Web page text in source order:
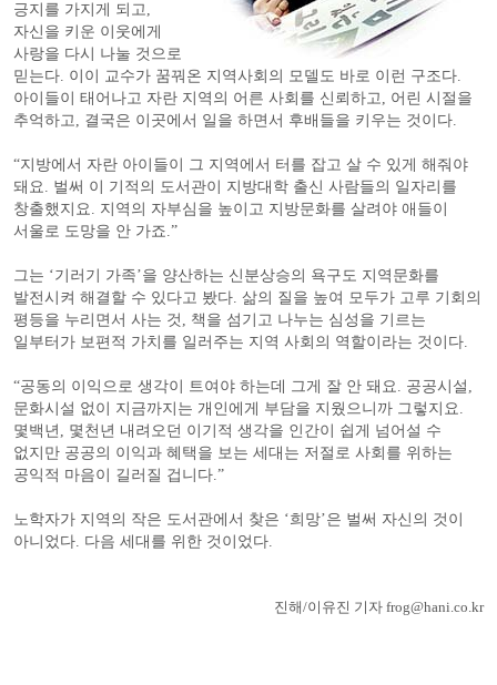
긍지를 가지게 되고,
자신을 키운 이웃에게
사랑을 다시 나눌 것으로
믿는다. 이이 교수가 꿈꿔온 지역사회의 모델도 바로 이런 구조다.
아이들이 태어나고 자란 지역의 어른 사회를 신뢰하고, 어린 시절을
추억하고, 결국은 이곳에서 일을 하면서 후배들을 키우는 것이다.
“지방에서 자란 아이들이 그 지역에서 터를 잡고 살 수 있게 해줘야
돼요. 벌써 이 기적의 도서관이 지방대학 출신 사람들의 일자리를
창출했지요. 지역의 자부심을 높이고 지방문화를 살려야 애들이
서울로 도망을 안 가죠.”
그는 ‘기러기 가족’을 양산하는 신분상승의 욕구도 지역문화를
발전시켜 해결할 수 있다고 봤다. 삶의 질을 높여 모두가 고루 기회의
평등을 누리면서 사는 것, 책을 섬기고 나누는 심성을 기르는
일부터가 보편적 가치를 일러주는 지역 사회의 역할이라는 것이다.
“공동의 이익으로 생각이 트여야 하는데 그게 잘 안 돼요. 공공시설,
문화시설 없이 지금까지는 개인에게 부담을 지웠으니까 그렇지요.
몇백년, 몇천년 내려오던 이기적 생각을 인간이 쉽게 넘어설 수
없지만 공공의 이익과 혜택을 보는 세대는 저절로 사회를 위하는
공익적 마음이 길러질 겁니다.”
노학자가 지역의 작은 도서관에서 찾은 ‘희망’은 벌써 자신의 것이
아니었다. 다음 세대를 위한 것이었다.
진해/이유진 기자 frog@hani.co.kr